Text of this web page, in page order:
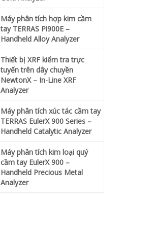
Máy phân tích hợp kim cầm
tay TERRAS Pi900E –
Handheld Alloy Analyzer
Thiết bị XRF kiểm tra trực
tuyến trên dây chuyền
NewtonX – In-Line XRF
Analyzer
Máy phân tích xúc tác cầm tay
TERRAS EulerX 900 Series –
Handheld Catalytic Analyzer
Máy phân tích kim loại quý
cầm tay EulerX 900 –
Handheld Precious Metal
Analyzer